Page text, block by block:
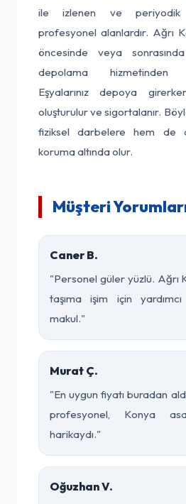
ile izlenen ve periyodik
profesyonel alanlardır. Ağrı
öncesinde veya
depolama hizmetinden
Eşyalarınız depoya
oluşturulur ve sigortalanır.
fiziksel darbelere hem de
koruma altında olur.
Müşteri
Caner B.
"Personel güler yüzlü. Ağrı
taşıma işim için
makul."
Murat Ç.
"En uygun fiyatı buradan
profesyonel, Konya
harikaydı."
Oğuzhan V.